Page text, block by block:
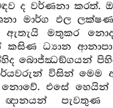
ද වර්ණනා කරත්.
මාර්ග ඵල
මතුකර
කසිණ ධ්‍යාන
බොජ්ඣඞ්ගයන්
විසින් මෙම
නොවේ. එසේ හෙයින්
පැවතුණ